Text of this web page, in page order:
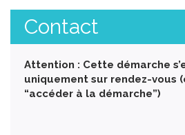
Contact
Attention : Cette démarche
uniquement sur rendez-vous
“accéder à la démarche”)